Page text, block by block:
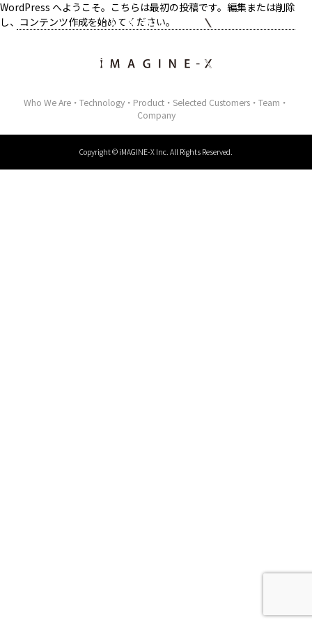
WordPress へようこそ。こちらは最初の投稿です。編集または削除
し、コンテンツ作成を始めてください。
Who We Are Technology Product Selected Customers
Team
Company
Copyright © iMAGINE-X Inc. All Rights Reserved.